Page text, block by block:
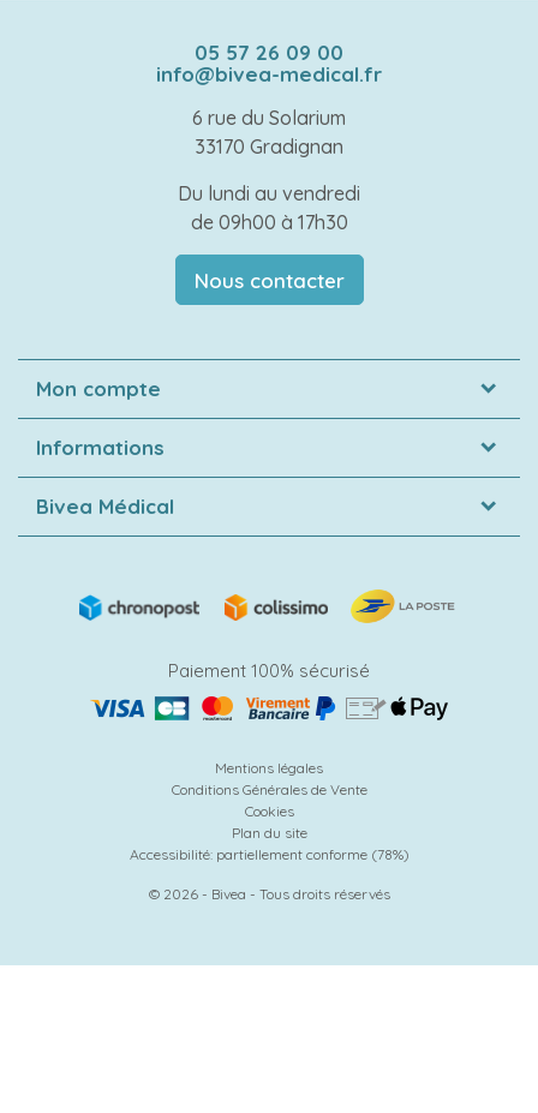
05 57 26 09 00
info@bivea-medical.fr
6 rue du Solarium
33170 Gradignan
Du lundi au vendredi
de 09h00 à 17h30
Nous contacter
Mon compte
Informations
Bivea Médical
Paiement 100% sécurisé
Mentions légales
Conditions Générales de Vente
Cookies
Plan du site
Accessibilité: partiellement conforme (78%)
© 2026 - Bivea - Tous droits réservés